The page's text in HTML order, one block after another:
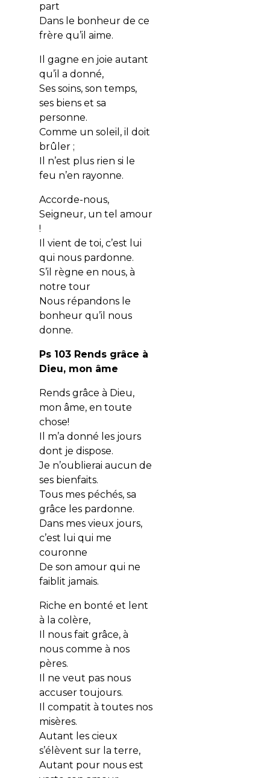
part
Dans le bonheur de ce
frère qu’il aime.
Il gagne en joie autant
qu’il a donné,
Ses soins, son temps,
ses biens et sa
personne.
Comme un soleil, il doit
brûler ;
Il n’est plus rien si le
feu n’en rayonne.
Accorde-nous,
Seigneur, un tel amour
!
Il vient de toi, c’est lui
qui nous pardonne.
S’il règne en nous, à
notre tour
Nous répandons le
bonheur qu’il nous
donne.
Ps 103 Rends grâce à
Dieu, mon âme
Rends grâce à Dieu,
mon âme, en toute
chose!
Il m’a donné les jours
dont je dispose.
Je n’oublierai aucun de
ses bienfaits.
Tous mes péchés, sa
grâce les pardonne.
Dans mes vieux jours,
c’est lui qui me
couronne
De son amour qui ne
faiblit jamais.
Riche en bonté et lent
à la colère,
Il nous fait grâce, à
nous comme à nos
pères.
Il ne veut pas nous
accuser toujours.
Il compatit à toutes nos
misères.
Autant les cieux
s’élèvent sur la terre,
Autant pour nous est